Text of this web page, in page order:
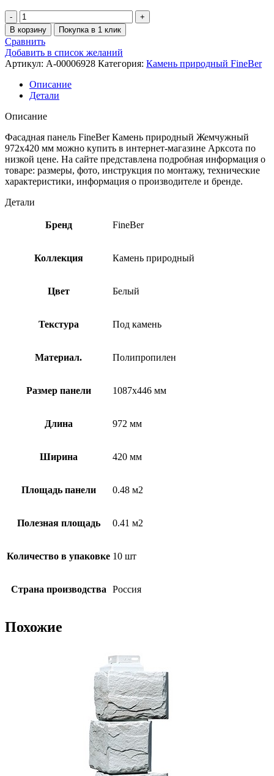
В корзину Покупка в 1 клик
Сравнить
Добавить в список желаний
Артикул: A-00006928 Категория: Камень природный FineBer
Описание
Детали
Описание
Фасадная панель FineBer Камень природный Жемчужный
972х420 мм можно купить в интернет-магазине Арксота по
низкой цене. На сайте представлена подробная информация о
товаре: размеры, фото, инструкция по монтажу, технические
характеристики, информация о производителе и бренде.
Детали
Бренд FineBer
Коллекция Камень природный
Цвет Белый
Текстура Под камень
Материал. Полипропилен
Размер панели 1087х446 мм
Длина 972 мм
Ширина 420 мм
Площадь панели 0.48 м2
Полезная площадь 0.41 м2
Количество в упаковке 10 шт
Страна производства Россия
Похожие